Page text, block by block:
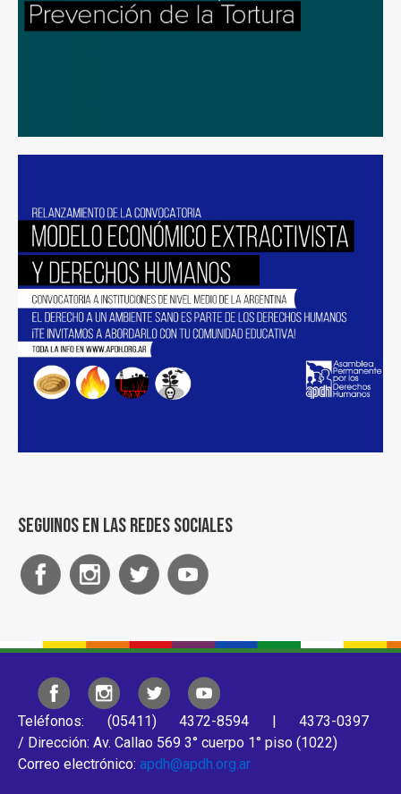
Seguinos en las redes sociales
Teléfonos: (05411) 4372-8594 | 4373-0397
/ Dirección: Av. Callao 569 3° cuerpo 1° piso (1022)
Correo electrónico: apdh@apdh.org.ar